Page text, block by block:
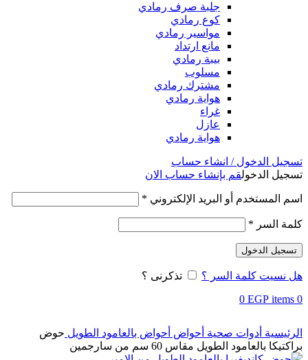
جلبة صرف رمادي
كوع رمادي
مواسير رمادي
مانع ارتداد
بيبة رمادي
مسلوب
مشترك رمادي
هواية رمادي
غراء
عازل
هواية رمادي
تسجيل الدخول / انشاء حساب
تسجيل الدخولقم بإنشاء حساب الان
اسم المستخدم أو البريد الإلكتروني *
كلمة السر *
تسجيل الدخول
هل نسيت كلمة السر ؟
تذكرنى ؟
0
items
0 EGP
الرئيسية أدوات صحية أحواض أحواض بالعامود الطويل حوض
براكتيكا بالعامود الطويل مقاس 60 سم من سارجمين